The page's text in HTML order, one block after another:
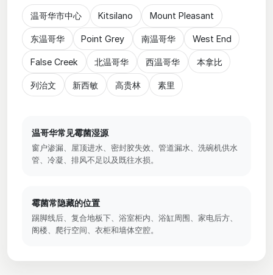
温哥华市中心 Kitsilano Mount Pleasant
东温哥华 Point Grey 南温哥华 West End
False Creek 北温哥华 西温哥华 本拿比
列治文 新西敏 高贵林 素里
温哥华常见霉菌湿源
窗户渗漏、屋顶进水、密封胶失效、管道漏水、洗碗机供水
管、冷凝、排风不足以及既往水损。
霉菌常隐藏的位置
踢脚线后、复合地板下、浴室柜内、浴缸周围、家电后方、
阁楼、爬行空间、衣柜和墙体空腔。